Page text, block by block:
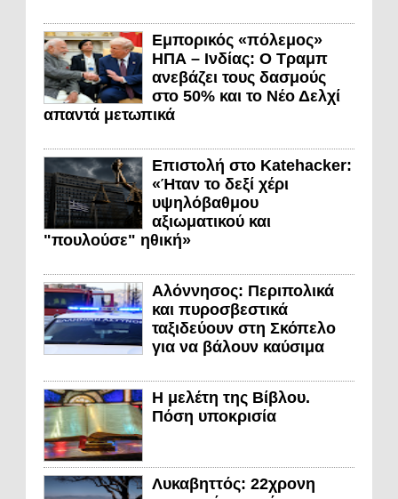
Εμπορικός «πόλεμος»
ΗΠΑ – Ινδίας: Ο Τραμπ
ανεβάζει τους δασμούς
στο 50% και το Νέο Δελχί
απαντά μετωπικά
Επιστολή στο Katehacker:
«Ήταν το δεξί χέρι
υψηλόβαθμου
αξιωματικού και
"πουλούσε" ηθική»
Αλόννησος: Περιπολικά
και πυροσβεστικά
ταξιδεύουν στη Σκόπελο
για να βάλουν καύσιμα
Η μελέτη της Βίβλου.
Πόση υποκρισία
Λυκαβηττός: 22χρονη